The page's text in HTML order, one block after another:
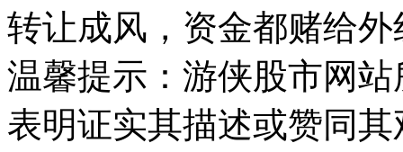
转让成风，资金都赌给
温馨提示：游侠股市网
表明证实其描述或赞同